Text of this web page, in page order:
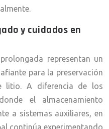
y cuidados en
representan un
para la preservación
litio. A diferencia de los
el almacenamiento
a sistemas auxiliares, en
continúa experimentando